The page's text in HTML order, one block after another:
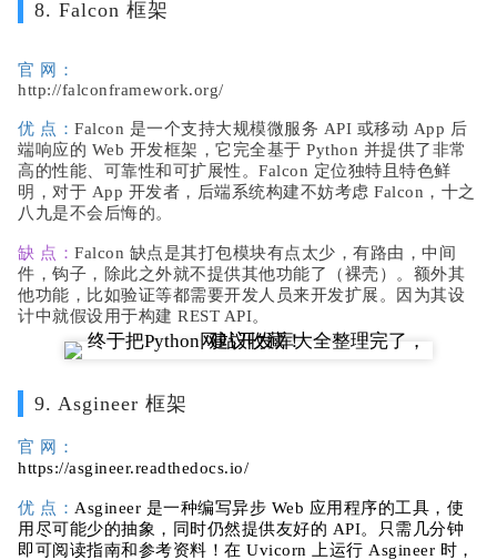
8. Falcon 框架
官 网：
http://falconframework.org/
优 点： Falcon 是一个支持大规模微服务 API 或移动 App 后
端响应的 Web 开发框架，它完全基于 Python 并提供了非常
高的性能、可靠性和可扩展性。Falcon 定位独特且特色鲜
明，对于 App 开发者，后端系统构建不妨考虑 Falcon，十之
八九是不会后悔的。
缺 点： Falcon 缺点是其打包模块有点太少，有路由，中间
件，钩子，除此之外就不提供其他功能了（裸壳）。额外其
他功能，比如验证等都需要开发人员来开发扩展。因为其设
计中就假设用于构建 REST API。
9. Asgineer 框架
官 网：
https://asgineer.readthedocs.io/
优 点： Asgineer 是一种编写异步 Web 应用程序的工具，使
用尽可能少的抽象，同时仍然提供友好的 API。只需几分钟
即可阅读指南和参考资料！在 Uvicorn 上运行 Asgineer 时，